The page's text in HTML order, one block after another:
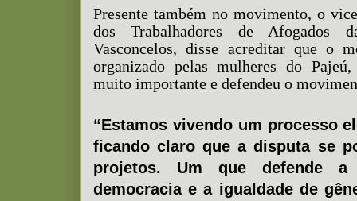
Presente também no movimento, o
dos Trabalhadores de Afogados
Vasconcelos, disse acreditar que o
organizado pelas mulheres do
muito importante e defendeu o
“Estamos vivendo um processo
ficando claro que a disputa se
projetos. Um que defende
democracia e a igualdade de